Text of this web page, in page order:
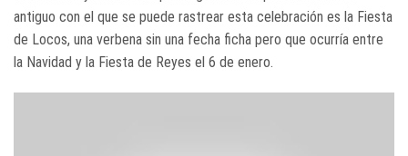
antiguo con el que se puede rastrear esta celebración es la Fiesta
de Locos, una verbena sin una fecha ficha pero que ocurría entre
la Navidad y la Fiesta de Reyes el 6 de enero.